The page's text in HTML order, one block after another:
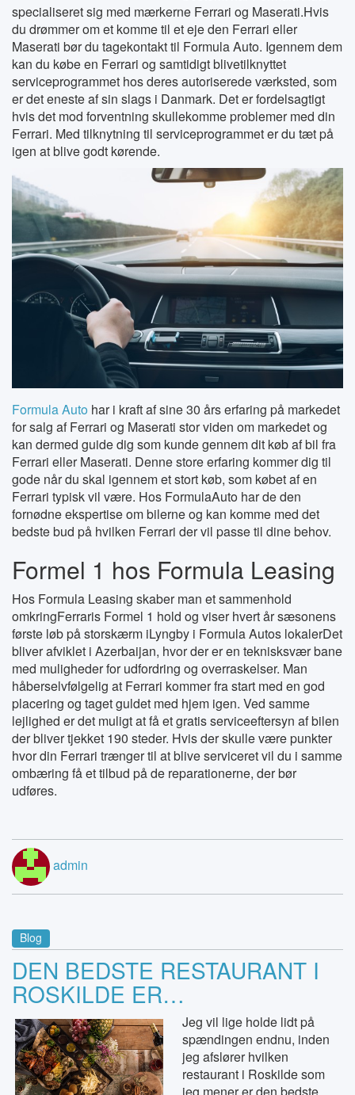
specialiseret sig med mærkerne Ferrari og Maserati.Hvis
du drømmer om et komme til et eje den Ferrari eller
Maserati bør du tagekontakt til Formula Auto. Igennem dem
kan du købe en Ferrari og samtidigt blivetilknyttet
serviceprogrammet hos deres autoriserede værksted, som
er det eneste af sin slags i Danmark. Det er fordelsagtigt
hvis det mod forventning skullekomme problemer med din
Ferrari. Med tilknytning til serviceprogrammet er du tæt på
igen at blive godt kørende.
Formula Auto har i kraft af sine 30 års erfaring på markedet
for salg af Ferrari og Maserati stor viden om markedet og
kan dermed guide dig som kunde gennem dit køb af bil fra
Ferrari eller Maserati. Denne store erfaring kommer dig til
gode når du skal igennem et stort køb, som købet af en
Ferrari typisk vil være. Hos FormulaAuto har de den
fornødne ekspertise om bilerne og kan komme med det
bedste bud på hvilken Ferrari der vil passe til dine behov.
Formel 1 hos Formula Leasing
Hos Formula Leasing skaber man et sammenhold
omkringFerraris Formel 1 hold og viser hvert år sæsonens
første løb på storskærm iLyngby i Formula Autos lokalerDet
bliver afviklet i Azerbaijan, hvor der er en teknisksvær bane
med muligheder for udfordring og overraskelser. Man
håberselvfølgelig at Ferrari kommer fra start med en god
placering og taget guldet med hjem igen. Ved samme
lejlighed er det muligt at få et gratis serviceeftersyn af bilen
der bliver tjekket 190 steder. Hvis der skulle være punkter
hvor din Ferrari trænger til at blive serviceret vil du i samme
ombæring få et tilbud på de reparationerne, der bør
udføres.
admin
Blog
DEN BEDSTE RESTAURANT I
ROSKILDE ER…
Jeg vil lige holde lidt på
spændingen endnu, inden
jeg afslører hvilken
restaurant i Roskilde som